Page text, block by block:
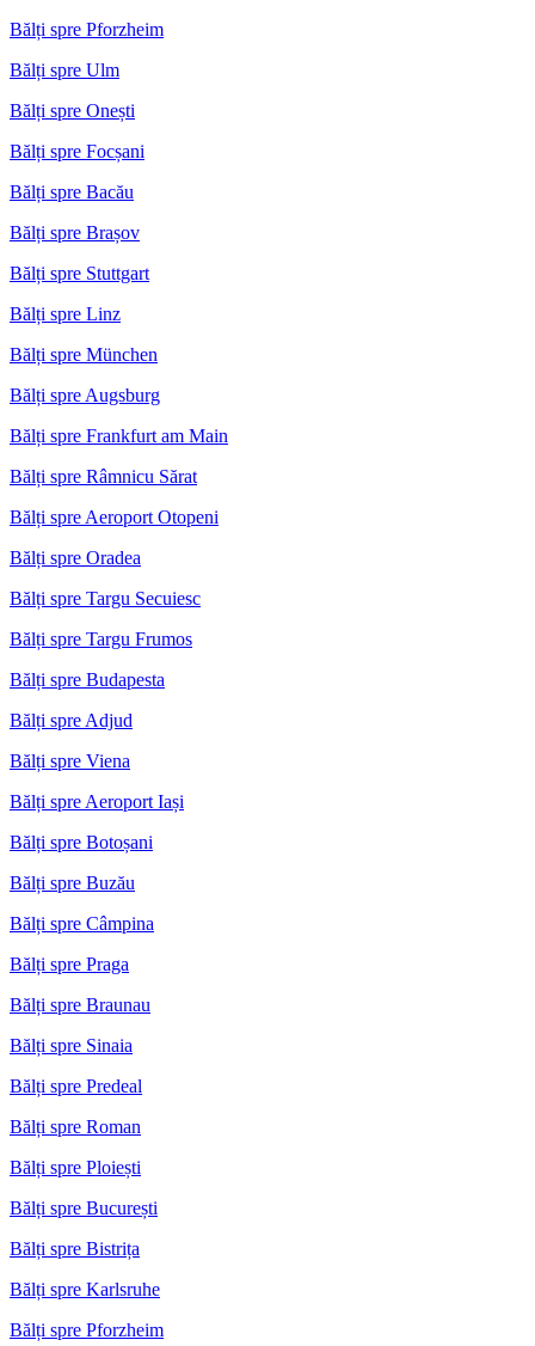
Bălți spre Pforzheim
Bălți spre Ulm
Bălți spre Onești
Bălți spre Focșani
Bălți spre Bacău
Bălți spre Brașov
Bălți spre Stuttgart
Bălți spre Linz
Bălți spre München
Bălți spre Augsburg
Bălți spre Frankfurt am Main
Bălți spre Râmnicu Sărat
Bălți spre Aeroport Otopeni
Bălți spre Oradea
Bălți spre Targu Secuiesc
Bălți spre Targu Frumos
Bălți spre Budapesta
Bălți spre Adjud
Bălți spre Viena
Bălți spre Aeroport Iași
Bălți spre Botoșani
Bălți spre Buzău
Bălți spre Câmpina
Bălți spre Praga
Bălți spre Braunau
Bălți spre Sinaia
Bălți spre Predeal
Bălți spre Roman
Bălți spre Ploiești
Bălți spre București
Bălți spre Bistrița
Bălți spre Karlsruhe
Bălți spre Pforzheim